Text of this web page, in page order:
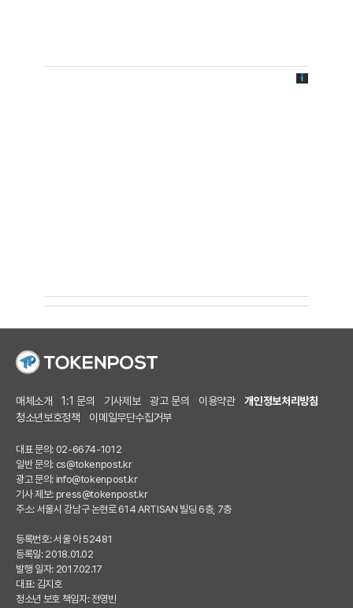
매체소개 1:1 문의 기사제보 광고 문의 이용약관
개인정보처리방침
청소년보호정책
이메일무단수집거부
대표 문의: 02-6674-1012
일반 문의: cs@tokenpost.kr
광고 문의: info@tokenpost.kr
기사 제보: press@tokenpost.kr
주소: 서울시 강남구 논현로 614 ARTISAN 빌딩 6층, 7층
등록번호: 서울 아 52481
등록일: 2018.01.02
발행 일자: 2017.02.17
대표: 김지호
청소년 보호 책임자: 전영빈